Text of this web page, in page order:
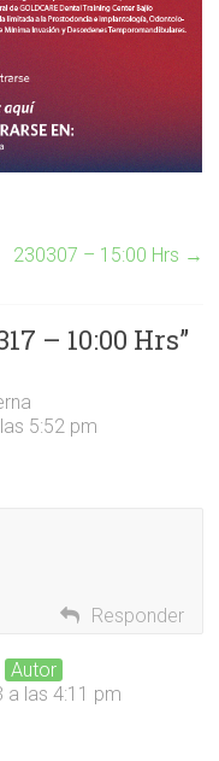
230307 – 15:00 Hrs →
– 10:00 Hrs”
5:52 pm
Responder
Autor
a las 4:11 pm